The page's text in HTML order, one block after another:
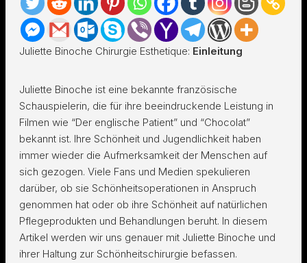
Juliette Binoche Chirurgie Esthetique: Einleitung
Juliette Binoche ist eine bekannte französische
Schauspielerin, die für ihre beeindruckende Leistung in
Filmen wie “Der englische Patient” und “Chocolat”
bekannt ist. Ihre Schönheit und Jugendlichkeit haben
immer wieder die Aufmerksamkeit der Menschen auf
sich gezogen. Viele Fans und Medien spekulieren
darüber, ob sie Schönheitsoperationen in Anspruch
genommen hat oder ob ihre Schönheit auf natürlichen
Pflegeprodukten und Behandlungen beruht. In diesem
Artikel werden wir uns genauer mit Juliette Binoche und
ihrer Haltung zur Schönheitschirurgie befassen.